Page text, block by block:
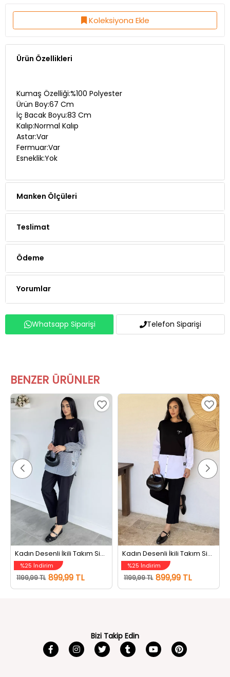
Koleksiyona Ekle
Ürün Özellikleri
Kumaş Özelliği:%100 Polyester
Ürün Boy:67 Cm
İç Bacak Boyu:83 Cm
Kalıp:Normal Kalıp
Astar:Var
Fermuar:Var
Esneklik:Yok
Manken Ölçüleri
Teslimat
Ödeme
Yorumlar
Whatsapp Siparişi Telefon Siparişi
BENZER ÜRÜNLER
Kadın Desenli İkili Takım Siyah Çizgili
%25 İndirim
1199,99 TL 899,99 TL
Kadın Desenli İkili Takım Siyahbeyaz
%25 İndirim
1199,99 TL 899,99 TL
Bizi Takip Edin